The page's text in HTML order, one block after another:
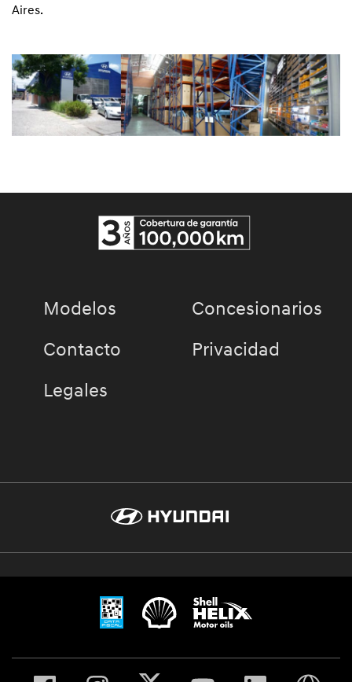
Aires.
Modelos
Concesionarios
Contacto
Privacidad
Legales